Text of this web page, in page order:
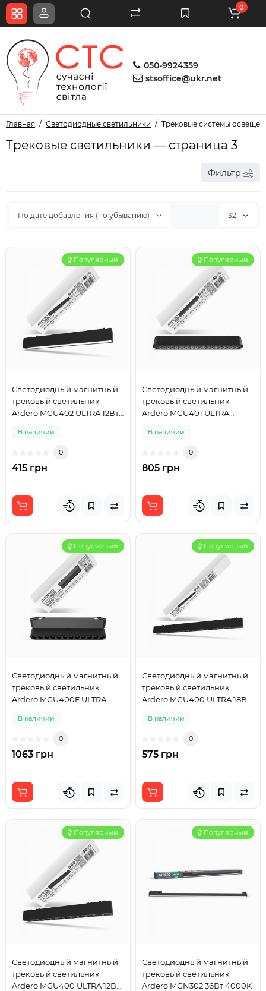
050-9924359
stsoffice@ukr.net
0
Главная Светодиодные светильники Трековые системы
Трековые светильники — страница 3
Фильтр
По дате добавления (по убыванию) 32
Популярный
Светодиодный магнитный
трековый светильник
Ardero MGU402 ULTRA 12Вт
В наличии
0
415 грн
Популярный
Светодиодный магнитный
трековый светильник
Ardero MGU401 ULTRA
В наличии
0
805 грн
Популярный
Светодиодный магнитный
трековый светильник
Ardero MGU400F ULTRA
В наличии
0
1063 грн
Популярный
Светодиодный магнитный
трековый светильник
Ardero MGU400 ULTRA 18Вт
В наличии
0
575 грн
Популярный
Светодиодный магнитный
трековый светильник
Ardero MGU400 ULTRA 12Вт
Популярный
Светодиодный магнитный
трековый светильник
Ardero MGN302 36Вт 4000K